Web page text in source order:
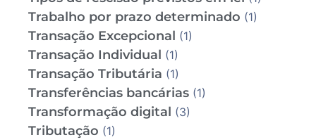
Trabalho por prazo determinado (1)
Transação Excepcional (1)
Transação Individual (1)
Transação Tributária (1)
Transferências bancárias (1)
Transformação digital (3)
Tributação (1)